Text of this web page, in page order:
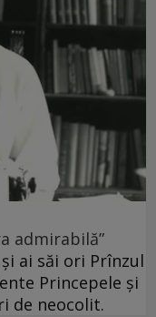
admirabilă”
ai săi ori Prînzul
Princepele și
de neocolit.